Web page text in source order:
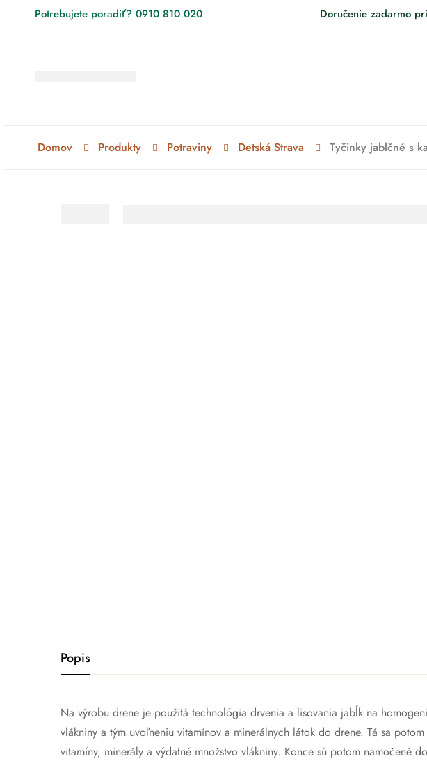
Potrebujete poradiť? 0910 810 020 Doručenie zadarmo
Domov Produkty Potraviny Detská Strava Tyčinky jablčné s
Popis
Na výrobu drene je použitá technológia drvenia a lisovania jabĺk na
vlákniny a tým uvoľneniu vitamínov a minerálnych látok do drene. Tá sa
vitamíny, minerály a výdatné množstvo vlákniny. Konce sú potom namočené